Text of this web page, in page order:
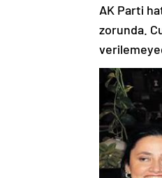
AK Parti
zorunda.